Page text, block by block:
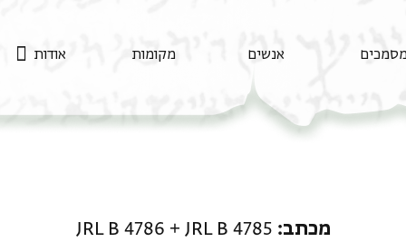
מסמכים אנשים מקומות אודות
מכתב JRL B 4785
+
JRL B 4786